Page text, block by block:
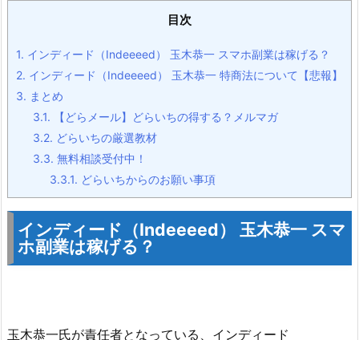
目次
1. インディード（Indeeeed） 玉木恭一 スマホ副業は稼げる？
2. インディード（Indeeeed） 玉木恭一 特商法について【悲報】
3. まとめ
3.1. 【どらメール】どらいちの得する？メルマガ
3.2. どらいちの厳選教材
3.3. 無料相談受付中！
3.3.1. どらいちからのお願い事項
インディード（Indeeeed） 玉木恭一 スマ
ホ副業は稼げる？
玉木恭一氏が責任者となっている、インディード